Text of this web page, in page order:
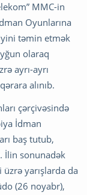
MMC-in
Oyunlarına
təmin etmək
olaraq
ayrı-ayrı
alınıb.
çərçivəsində
İdman
baş tutub,
İlin sonunadək
yarışlarda da
(26 noyabr),